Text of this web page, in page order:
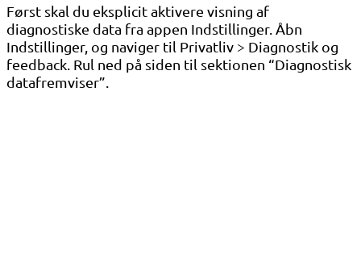
Først skal du eksplicit aktivere visning af
diagnostiske data fra appen Indstillinger. Åbn
Indstillinger, og naviger til Privatliv > Diagnostik og
feedback. Rul ned på siden til sektionen “Diagnostisk
datafremviser”.